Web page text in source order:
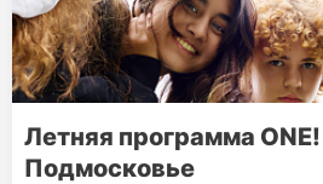
Летняя программа ONE!
Подмосковье